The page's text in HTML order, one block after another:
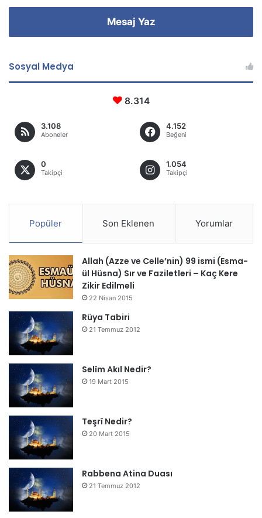
Mesaj Yaz
Sosyal Medya
8.314
3.108
Aboneler
4.152
Beğeni
0
Takipçi
1.054
Takipçi
Popüler Son Eklenen Yorumlar
Allah (Azze ve Celle’nin) 99 ismi (Esma-
ül Hüsna) Sır ve Faziletleri – Kaç Kere
Zikir Edilmeli
22 Nisan 2015
Rüya Tabiri
21 Temmuz 2012
Selîm Akıl Nedir?
19 Mart 2015
Teşrî Nedir?
20 Mart 2015
Rabbena Atina Duası
21 Temmuz 2012